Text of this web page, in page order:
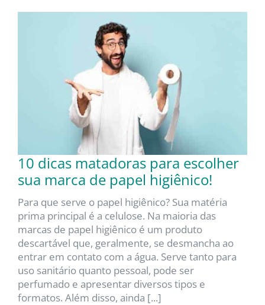
10 dicas matadoras para escolher
sua marca de papel higiênico!
Para que serve o papel higiênico? Sua matéria
prima principal é a celulose. Na maioria das
marcas de papel higiênico é um produto
descartável que, geralmente, se desmancha ao
entrar em contato com a água. Serve tanto para
uso sanitário quanto pessoal, pode ser
perfumado e apresentar diversos tipos e
formatos. Além disso, ainda [...]